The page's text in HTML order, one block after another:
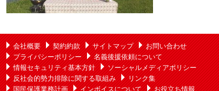
会社概要 契約約款 サイトマップ
お問い合わせ
プライバシーポリシー
名義後援依頼について
情報セキュリティ基本方針
ソーシャルメディアポリシー
反社会的勢力排除に関する取組み
リンク集
国民保護業務計画
インボイスについて お役立ち情報